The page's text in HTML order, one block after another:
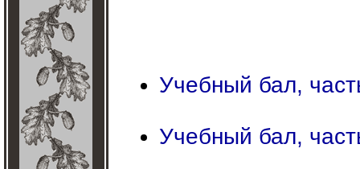
Учебный бал,
Учебный бал,